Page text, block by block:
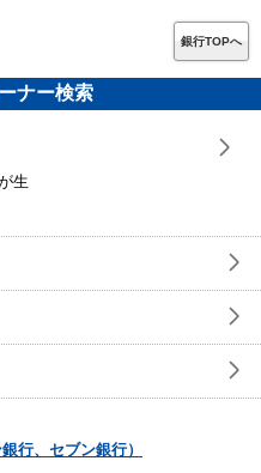
銀行TOPへ
ナー検索
生
行、セブン銀行）